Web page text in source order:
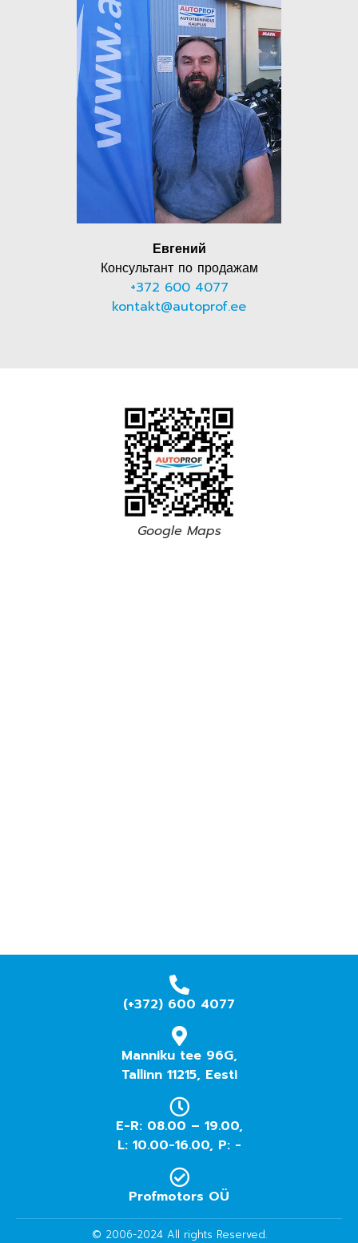
Евгений
Консультант по продажам
+372 600 4077
kontakt@autoprof.ee
Google Maps
(+372) 600 4077
Manniku tee 96G,
Tallinn 11215, Eesti
E-R: 08.00 – 19.00,
L: 10.00-16.00, P: -
Profmotors OÜ
© 2006-2024 All rights Reserved.